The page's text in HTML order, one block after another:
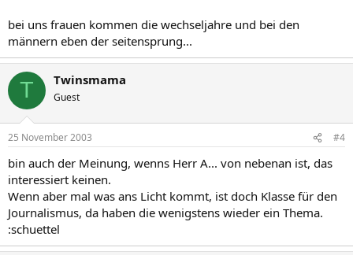
bei uns frauen kommen die wechseljahre und bei den
männern eben der seitensprung...
T Twinsmama
Guest
25 November 2003 #4
bin auch der Meinung, wenns Herr A... von nebenan ist, das
interessiert keinen.
Wenn aber mal was ans Licht kommt, ist doch Klasse für den
Journalismus, da haben die wenigstens wieder ein Thema.
:schuettel